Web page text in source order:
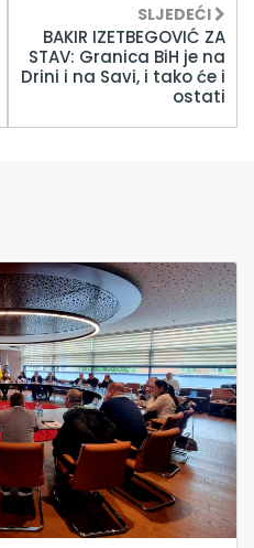
SLJEDEĆI
BAKIR IZETBEGOVIĆ ZA
STAV: Granica BiH je na
Drini i na Savi, i tako će i
ostati